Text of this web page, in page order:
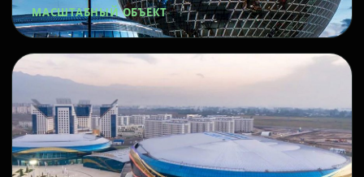
МАСШТАБНЫЙ ОБЪЕКТ